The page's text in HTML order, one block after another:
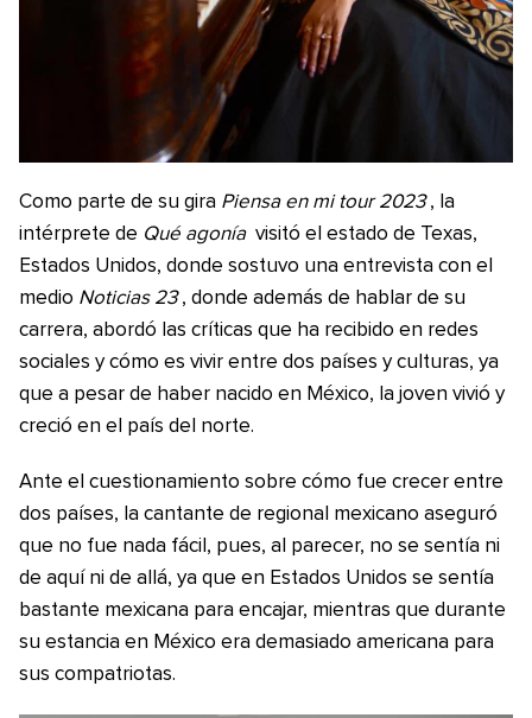
Como parte de su gira Piensa en mi tour 2023 , la
intérprete de Qué agonía visitó el estado de Texas,
Estados Unidos, donde sostuvo una entrevista con el
medio Noticias 23 , donde además de hablar de su
carrera, abordó las críticas que ha recibido en redes
sociales y cómo es vivir entre dos países y culturas, ya
que a pesar de haber nacido en México, la joven vivió y
creció en el país del norte.
Ante el cuestionamiento sobre cómo fue crecer entre
dos países, la cantante de regional mexicano aseguró
que no fue nada fácil, pues, al parecer, no se sentía ni
de aquí ni de allá, ya que en Estados Unidos se sentía
bastante mexicana para encajar, mientras que durante
su estancia en México era demasiado americana para
sus compatriotas.